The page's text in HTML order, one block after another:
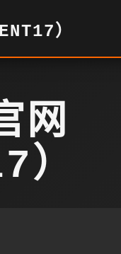
）
网
）